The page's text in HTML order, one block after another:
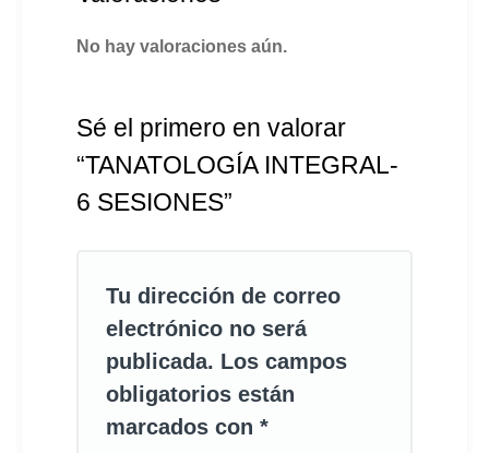
No hay valoraciones aún.
Sé el primero en valorar
“TANATOLOGÍA INTEGRAL-
6 SESIONES”
Tu dirección de correo
electrónico no será
publicada. Los campos
obligatorios están
marcados con *